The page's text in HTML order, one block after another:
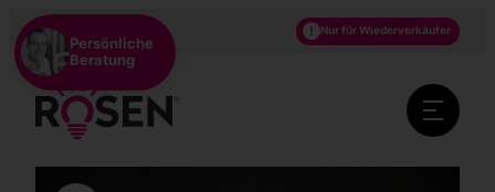
DE EN Nur für Wiederverkäufer
Persönliche
Beratung